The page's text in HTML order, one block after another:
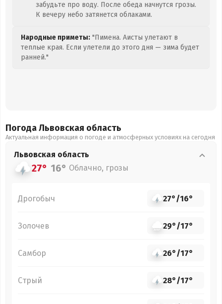
забудьте про воду. После обеда начнутся грозы.
К вечеру небо затянется облаками.
Народные приметы: "Пимена. Аисты улетают в
теплые края. Если улетели до этого дня — зима будет
ранней."
Погода Львовская область
Актуальная информация о погоде и атмосферных условиях на сегодня
Львовская область
27° 16° Облачно, грозы
Дрогобыч 27°/16°
Золочев 29°/17°
Самбор 26°/17°
Стрый 28°/17°